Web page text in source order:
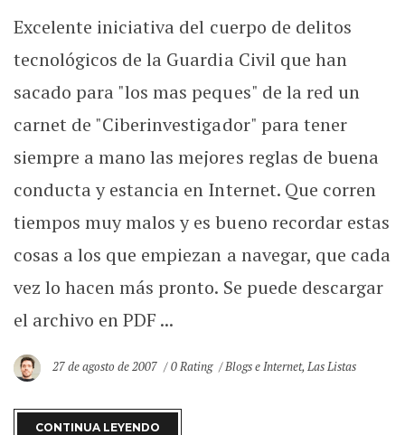
Excelente iniciativa del cuerpo de delitos
tecnológicos de la Guardia Civil que han
sacado para "los mas peques" de la red un
carnet de "Ciberinvestigador" para tener
siempre a mano las mejores reglas de buena
conducta y estancia en Internet. Que corren
tiempos muy malos y es bueno recordar estas
cosas a los que empiezan a navegar, que cada
vez lo hacen más pronto. Se puede descargar
el archivo en PDF ...
27 de agosto de 2007 0 Rating Blogs e Internet,Las Listas
CONTINUA LEYENDO